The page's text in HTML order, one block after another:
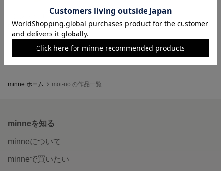
⁂ミントグリーンのイヤリング⁂
550円
minne ホーム mot-no の作品一覧
minneを知る
minneについて
minneで買いたい